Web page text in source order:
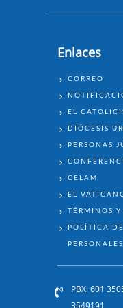
Enlaces
ENLACES
CORREO
EL
DIÓCESIS
PERSONAS
CELAM
EL
TÉRMINOS
POLÍTICA
PERSONALES
PBX: 601
3549191